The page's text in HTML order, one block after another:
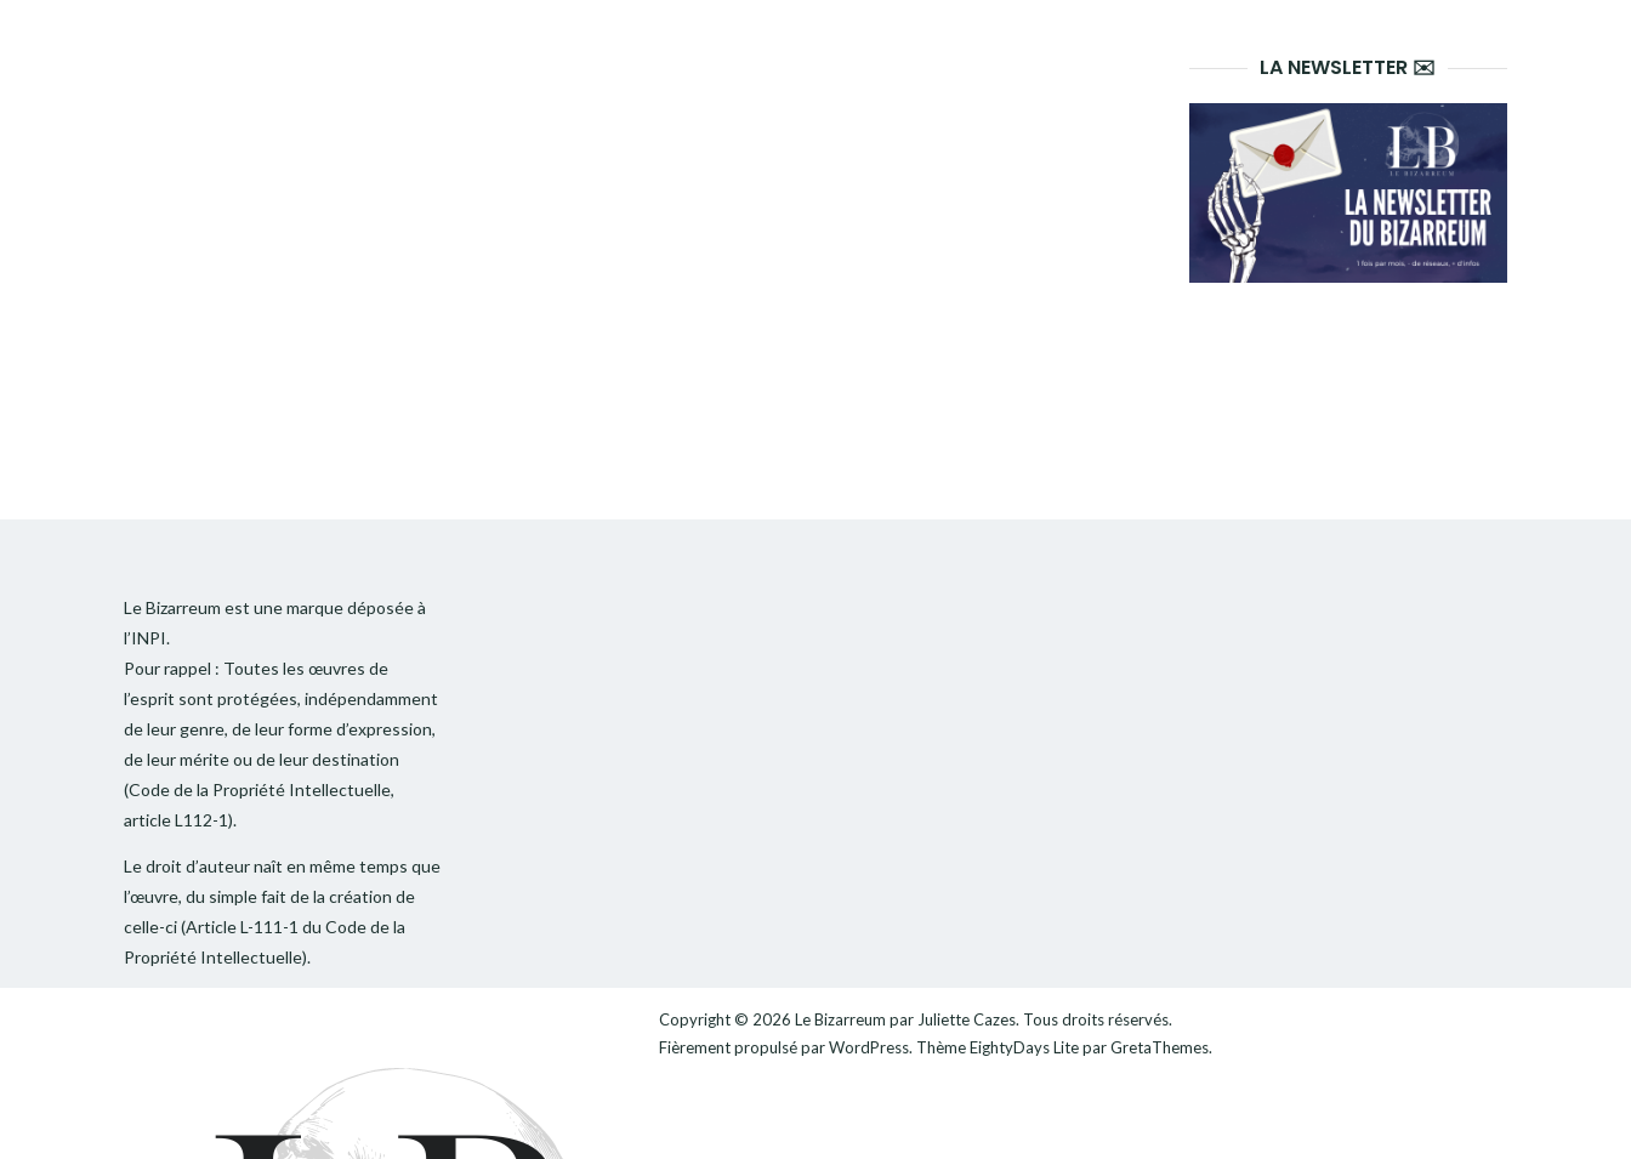
LA NEWSLETTER ✉️
Le Bizarreum est une marque déposée à
l’INPI.
Pour rappel : Toutes les œuvres de
l’esprit sont protégées, indépendamment
de leur genre, de leur forme d’expression,
de leur mérite ou de leur destination
(Code de la Propriété Intellectuelle,
article L112-1).
Le droit d’auteur naît en même temps que
l’œuvre, du simple fait de la création de
celle-ci (Article L-111-1 du Code de la
Propriété Intellectuelle).
Copyright © 2026 Le Bizarreum par Juliette Cazes. Tous droits réservés.
Fièrement propulsé parWordPress. ThèmeEightyDays Litepar GretaThemes.